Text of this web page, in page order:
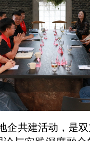
企共建活动，是